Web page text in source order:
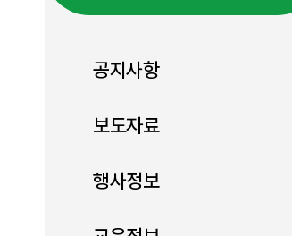
공지사항
보도자료
행사정보